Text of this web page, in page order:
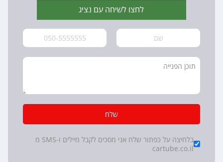
לחצו לשיחה עם נציג
שלח
Checkboxes
*
בלחיצה על כפתור שלח אני מסכים לקבל מיילים ו-SMS מ
cartube.co.il